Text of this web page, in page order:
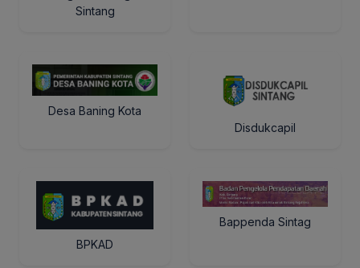
Sintang
Desa Baning Kota
Disdukcapil
BPKAD
Bappenda Sintag